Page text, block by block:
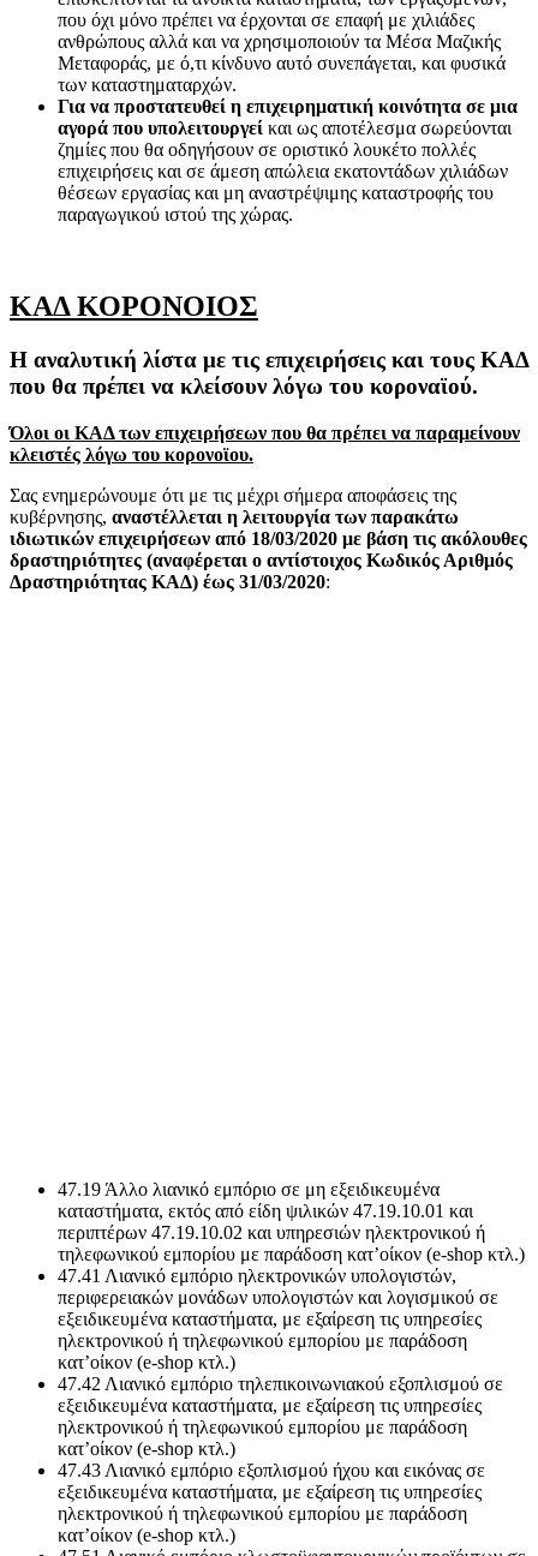
που όχι μόνο πρέπει να έρχονται σε επαφή με χιλιάδες
ανθρώπους αλλά και να χρησιμοποιούν τα Μέσα Μαζικής
Μεταφοράς, με ό,τι κίνδυνο αυτό συνεπάγεται, και φυσικά
των καταστηματαρχών.
Για να προστατευθεί η επιχειρηματική κοινότητα σε μια
αγορά που υπολειτουργεί και ως αποτέλεσμα σωρεύονται
ζημίες που θα οδηγήσουν σε οριστικό λουκέτο πολλές
επιχειρήσεις και σε άμεση απώλεια εκατοντάδων χιλιάδων
θέσεων εργασίας και μη αναστρέψιμης καταστροφής του
παραγωγικού ιστού της χώρας.
ΚΑΔ ΚΟΡΟΝΟΙΟΣ
Η αναλυτική λίστα με τις επιχειρήσεις και τους ΚΑΔ
που θα πρέπει να κλείσουν λόγω του κοροναϊού.
Όλοι οι ΚΑΔ των επιχειρήσεων που θα πρέπει να παραμείνουν
κλειστές λόγω του κορονοϊου.
Σας ενημερώνουμε ότι με τις μέχρι σήμερα αποφάσεις της
κυβέρνησης, αναστέλλεται η λειτουργία των παρακάτω
ιδιωτικών επιχειρήσεων από 18/03/2020 με βάση τις ακόλουθες
δραστηριότητες (αναφέρεται ο αντίστοιχος Κωδικός Αριθμός
Δραστηριότητας ΚΑΔ) έως 31/03/2020:
47.19 Άλλο λιανικό εμπόριο σε μη εξειδικευμένα
καταστήματα, εκτός από είδη ψιλικών 47.19.10.01 και
περιπτέρων 47.19.10.02 και υπηρεσιών ηλεκτρονικού ή
τηλεφωνικού εμπορίου με παράδοση κατ’οίκον (e-shop κτλ.)
47.41 Λιανικό εμπόριο ηλεκτρονικών υπολογιστών,
περιφερειακών μονάδων υπολογιστών και λογισμικού σε
εξειδικευμένα καταστήματα, με εξαίρεση τις υπηρεσίες
ηλεκτρονικού ή τηλεφωνικού εμπορίου με παράδοση
κατ’οίκον (e-shop κτλ.)
47.42 Λιανικό εμπόριο τηλεπικοινωνιακού εξοπλισμού σε
εξειδικευμένα καταστήματα, με εξαίρεση τις υπηρεσίες
ηλεκτρονικού ή τηλεφωνικού εμπορίου με παράδοση
κατ’οίκον (e-shop κτλ.)
47.43 Λιανικό εμπόριο εξοπλισμού ήχου και εικόνας σε
εξειδικευμένα καταστήματα, με εξαίρεση τις υπηρεσίες
ηλεκτρονικού ή τηλεφωνικού εμπορίου με παράδοση
κατ’οίκον (e-shop κτλ.)